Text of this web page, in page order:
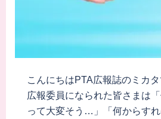
こんにちはPTA広報誌のミカ
広報委員になられた皆さまは
って大変そう…」「何からす